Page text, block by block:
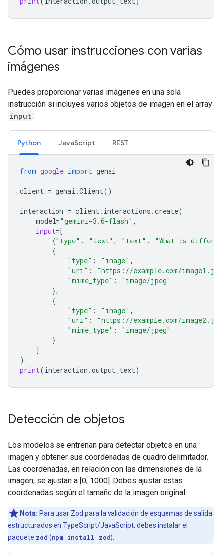
Cómo usar instrucciones con varias
imágenes
Puedes proporcionar varias imágenes en una sola
instrucción si incluyes varios objetos de imagen en el array
input :
Python JavaScript REST
from google import genai
client = genai .Client()
interaction = client. interactions .create(
model="gemini-3.6-flash" ,
input=[
{"type" : "text" , "text" :
"What is
{
"type" : "image" ,
"uri" :
"https://example.com/
"mime_type" :
"image/jpeg"
},
{
"type" : "image" ,
"uri" :
"https://example.com/
"mime_type" :
"image/jpeg"
}
]
)
print(interaction .output_text)
Detección de objetos
Los modelos se entrenan para detectar objetos en una
imagen y obtener sus coordenadas de cuadro delimitador.
Las coordenadas, en relación con las dimensiones de la
imagen, se ajustan a [0, 1000]. Debes ajustar estas
coordenadas según el tamaño de la imagen original.
Nota: Para usar Zod para la validación de esquemas de salida
estructurados en TypeScript/JavaScript, debes instalar el
paquete zod (npm install zod).